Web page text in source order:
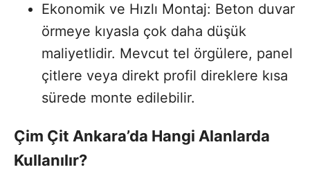
Ekonomik ve Hızlı Montaj: Beton duvar
örmeye kıyasla çok daha düşük
maliyetlidir. Mevcut tel örgülere, panel
çitlere veya direkt profil direklere kısa
sürede monte edilebilir.
Çim Çit Ankara’da Hangi Alanlarda
Kullanılır?